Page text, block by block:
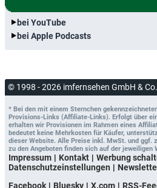
bei YouTube
bei Apple Podcasts
© 1998 - 2026 imfernsehen GmbH &
* Bei den mit einem Sternchen
Provisions-Links (Affiliate-Links). Erfolgt über
erhalten wir Provisionen im Rahmen eines
bedeutet keine Mehrkosten für Käufer,
dieser Website. Alle Preise inkl. MwSt. und ggf.
zu den Angeboten finden sich auf der jeweiligen
Impressum Kontakt Werbung
Datenschutzeinstellungen
Facebook
Bluesky X.com RSS-